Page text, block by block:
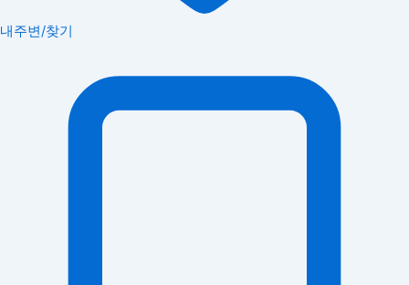
내주변/찾기